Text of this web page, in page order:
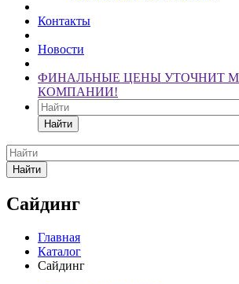
Контакты
Новости
ФИНАЛЬНЫЕ ЦЕНЫ УТОЧНИТ
КОМПАНИИ!
Найти
Найти
Сайдинг
Главная
Каталог
Сайдинг